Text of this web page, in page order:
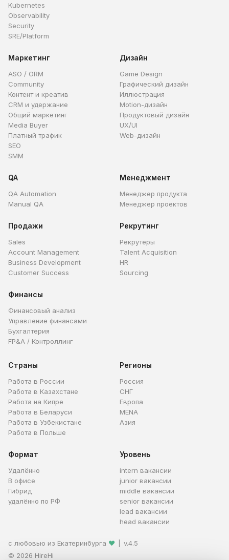
Kubernetes
Observability
Security
SRE/Platform
Маркетинг
ASO / ORM
Community
Контент и креатив
CRM и удержание
Общий маркетинг
Media Buyer
Платный трафик
SEO
SMM
Дизайн
Game Design
Графический дизайн
Иллюстрация
Motion-дизайн
Продуктовый дизайн
UX/UI
Web-дизайн
QA
QA Automation
Manual QA
Менеджмент
Менеджер продукта
Менеджер проектов
Продажи
Sales
Account Management
Business Development
Customer Success
Рекрутинг
Рекрутеры
Talent Acquisition
HR
Sourcing
Финансы
Финансовый анализ
Управление финансами
Бухгалтерия
FP&A / Контроллинг
Страны
Работа в России
Работа в Казахстане
Работа на Кипре
Работа в Беларуси
Работа в Узбекистане
Работа в Польше
Регионы
Россия
СНГ
Европа
MENA
Азия
Формат
Удалённо
В офисе
Гибрид
удалённо по РФ
Уровень
intern вакансии
junior вакансии
middle вакансии
senior вакансии
lead вакансии
head вакансии
с любовью из Екатеринбурга ❤
v.4.5
© 2026 HireHi